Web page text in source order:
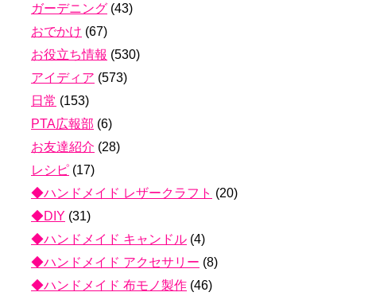
ガーデニング (43)
おでかけ (67)
お役立ち情報 (530)
アイディア (573)
日常 (153)
PTA広報部 (6)
お友達紹介 (28)
レシピ (17)
◆ハンドメイド レザークラフト (20)
◆DIY (31)
◆ハンドメイド キャンドル (4)
◆ハンドメイド アクセサリー (8)
◆ハンドメイド 布モノ製作 (46)